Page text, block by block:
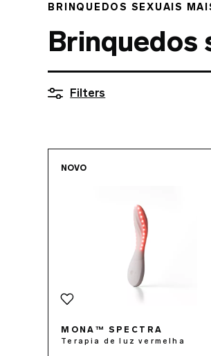
BRINQUEDOS SEXUAIS
Brinquedos
Filters
NOVO
MONA™ SPECTRA
Terapia de luz vermelha